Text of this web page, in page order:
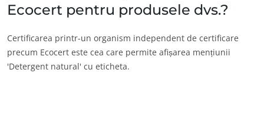
Ecocert pentru produsele dvs.?
Certificarea printr-un organism independent de certificare
precum Ecocert este cea care permite afișarea mențiunii
'Detergent natural' cu eticheta.